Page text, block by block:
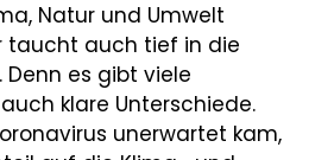
Natur und Umwelt
taucht auch tief in die
Denn es gibt viele
klare Unterschiede.
unerwartet kam,